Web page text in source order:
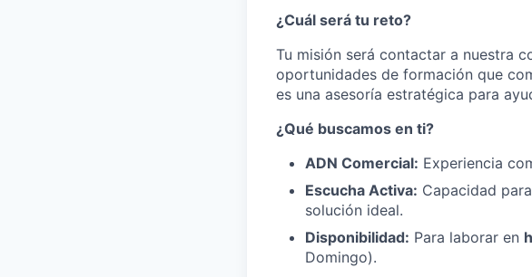
¿Cuál será tu reto?
Tu misión será contactar a nuestra
oportunidades de formación que
es una asesoría estratégica para
¿Qué buscamos en ti?
ADN Comercial: Experiencia
Escucha Activa: Capacidad
solución ideal.
Disponibilidad: Para laborar en
Domingo).